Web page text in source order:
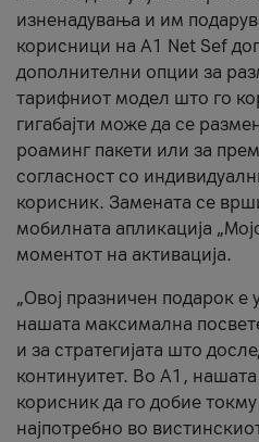
изненадувања и им
корисници на A1 Net Sef
дополнителни опции за
тарифниот модел што го
гигабајти може да се
роаминг пакети или за
согласност со
корисник. Замената се
мобилната апликација
моментот на активација.
„Овој празничен подарок е
нашата максимална
и за стратегијата што
континуитет. Во А1,
корисник да го добие
најпотребно во